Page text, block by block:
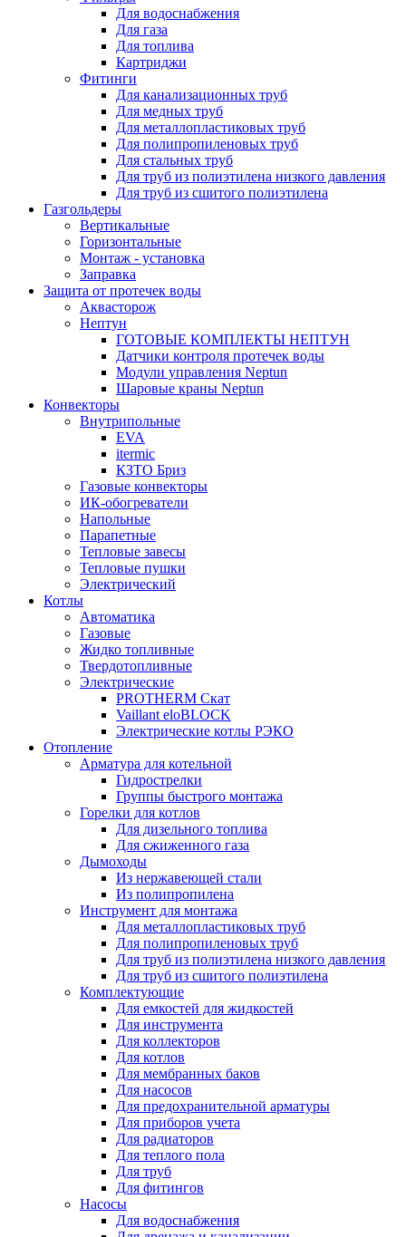
Для водоснабжения
Для газа
Для топлива
Картриджи
Фитинги
Для канализационных труб
Для медных труб
Для металлопластиковых труб
Для полипропиленовых труб
Для стальных труб
Для труб из полиэтилена низкого давления
Для труб из сшитого полиэтилена
Газгольдеры
Вертикальные
Горизонтальные
Монтаж - установка
Заправка
Защита от протечек воды
Аквасторож
Нептун
ГОТОВЫЕ КОМПЛЕКТЫ НЕПТУН
Датчики контроля протечек воды
Модули управления Neptun
Шаровые краны Neptun
Конвекторы
Внутрипольные
EVA
itermic
КЗТО Бриз
Газовые конвекторы
ИК-обогреватели
Напольные
Парапетные
Тепловые завесы
Тепловые пушки
Электрический
Котлы
Автоматика
Газовые
Жидко топливные
Твердотопливные
Электрические
PROTHERM Скат
Vaillant eloBLOCK
Электрические котлы РЭКО
Отопление
Арматура для котельной
Гидрострелки
Группы быстрого монтажа
Горелки для котлов
Для дизельного топлива
Для сжиженного газа
Дымоходы
Из нержавеющей стали
Из полипропилена
Инструмент для монтажа
Для металлопластиковых труб
Для полипропиленовых труб
Для труб из полиэтилена низкого давления
Для труб из сшитого полиэтилена
Комплектующие
Для емкостей для жидкостей
Для инструмента
Для коллекторов
Для котлов
Для мембранных баков
Для насосов
Для предохранительной арматуры
Для приборов учета
Для радиаторов
Для теплого пола
Для труб
Для фитингов
Насосы
Для водоснабжения